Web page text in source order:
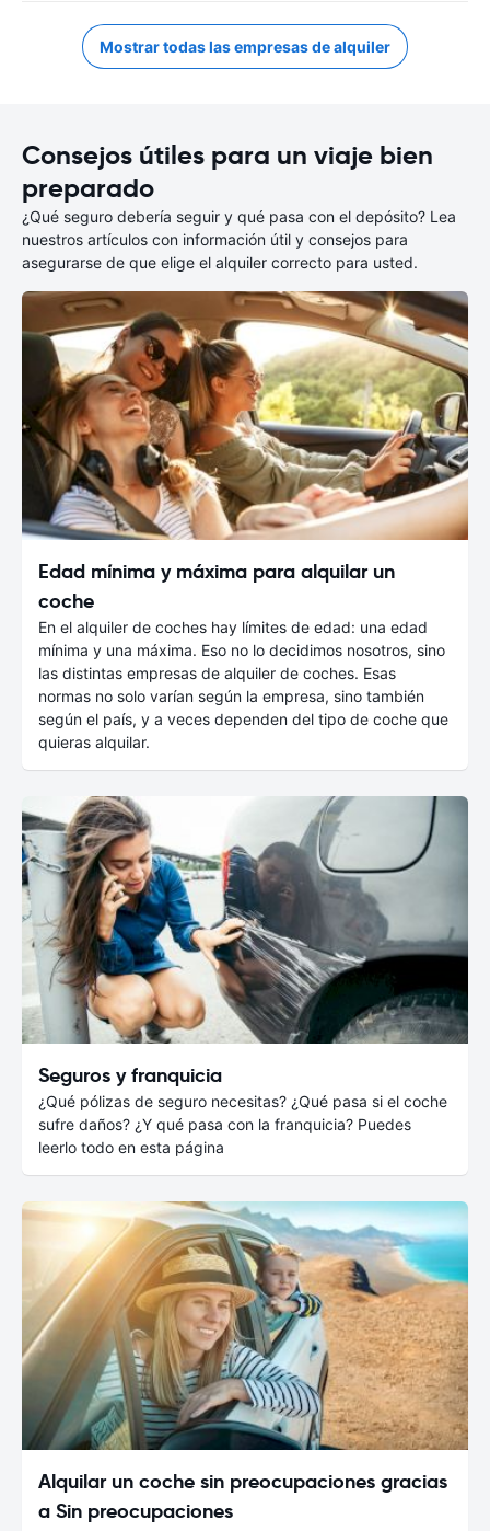
Mostrar todas las empresas de alquiler
Consejos útiles para un viaje bien
preparado
¿Qué seguro debería seguir y qué pasa con el depósito? Lea
nuestros artículos con información útil y consejos para
asegurarse de que elige el alquiler correcto para usted.
Edad mínima y máxima para alquilar un
coche
En el alquiler de coches hay límites de edad: una edad
mínima y una máxima. Eso no lo decidimos nosotros, sino
las distintas empresas de alquiler de coches. Esas
normas no solo varían según la empresa, sino también
según el país, y a veces dependen del tipo de coche que
quieras alquilar.
Seguros y franquicia
¿Qué pólizas de seguro necesitas? ¿Qué pasa si el coche
sufre daños? ¿Y qué pasa con la franquicia? Puedes
leerlo todo en esta página
Alquilar un coche sin preocupaciones gracias
a Sin preocupaciones